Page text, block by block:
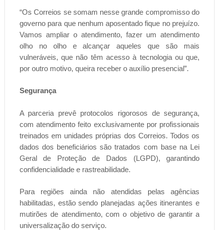
“Os Correios se somam nesse grande compromisso do
governo para que nenhum aposentado fique no prejuízo.
Vamos ampliar o atendimento, fazer um atendimento
olho no olho e alcançar aqueles que são mais
vulneráveis, que não têm acesso à tecnologia ou que,
por outro motivo, queira receber o auxílio presencial”.
Segurança
A parceria prevê protocolos rigorosos de segurança,
com atendimento feito exclusivamente por profissionais
treinados em unidades próprias dos Correios. Todos os
dados dos beneficiários são tratados com base na Lei
Geral de Proteção de Dados (LGPD), garantindo
confidencialidade e rastreabilidade.
Para regiões ainda não atendidas pelas agências
habilitadas, estão sendo planejadas ações itinerantes e
mutirões de atendimento, com o objetivo de garantir a
universalização do serviço.